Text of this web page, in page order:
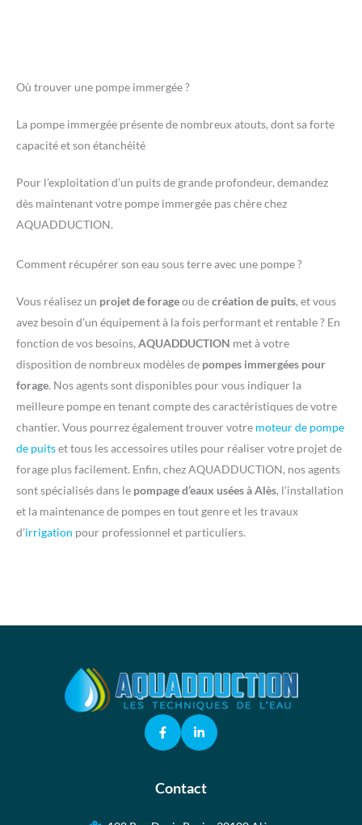
Où trouver une pompe immergée ?
La pompe immergée présente de nombreux atouts, dont sa forte
capacité et son étanchéité
Pour l’exploitation d’un puits de grande profondeur, demandez
dès maintenant votre pompe immergée pas chère chez
AQUADDUCTION.
Comment récupérer son eau sous terre avec une pompe ?
Vous réalisez un projet de forageou decréation de puits, et vous
avez besoin d’un équipement à la fois performant et rentable ? En
fonction de vos besoins, AQUADDUCTION met à votre
disposition de nombreux modèles de pompes immergées pour
forage. Nos agents sont disponibles pour vous indiquer la
meilleure pompe en tenant compte des caractéristiques de votre
chantier. Vous pourrez également trouver votre moteur de pompe
de puitset tous les accessoires utiles pour réaliser votre projet de
forage plus facilement. Enfin, chez AQUADDUCTION, nos agents
sont spécialisés dans le pompage d’eaux usées à Alès, l’installation
et la maintenance de pompes en tout genre et les travaux
d’irrigation pour professionnel et particuliers.
Contact